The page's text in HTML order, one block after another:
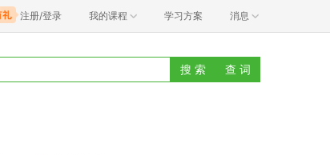
注册/登录 我的课程 学习方案 消息
搜 索 查 词